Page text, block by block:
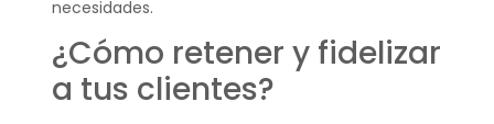
necesidades.
¿Cómo retener y fidelizar
a tus clientes?